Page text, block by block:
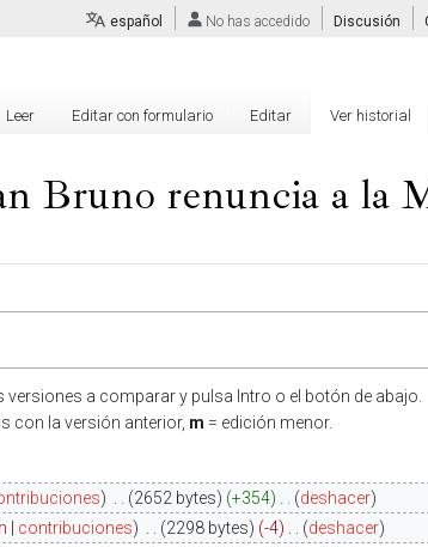
Bruno renuncia a la
a comparar y pulsa Intro o el botón de abajo.
con la versión anterior, m = edición menor.
2652 bytes +354
deshacer
contribuciones 2298 bytes -4
deshacer
español No has accedido Discusión
Leer Editar con formulario Editar Ver historial